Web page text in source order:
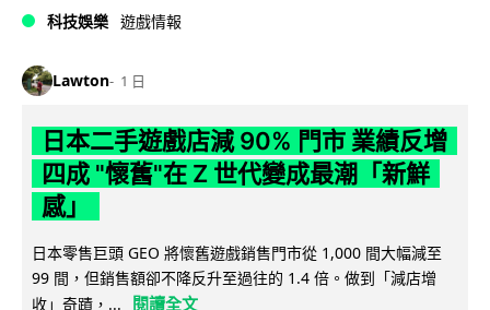
科技娛樂 遊戲情報
Lawton 1 日
日本二手遊戲店減 90% 門市 業績反增
四成 "懷舊"在 Z 世代變成最潮「新鮮
感」
日本零售巨頭 GEO 將懷舊遊戲銷售門市從 1,000 間大幅減至
99 間，但銷售額卻不降反升至過往的 1.4 倍。做到「減店增
收」奇蹟，...
閱讀全文